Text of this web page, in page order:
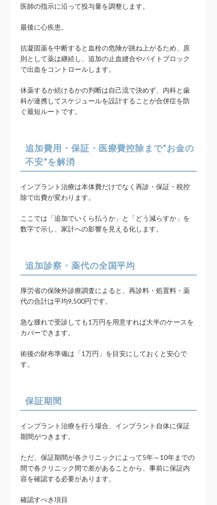
医師の指示に沿って投与量を調整します。
最後に心疾患。
抗凝固薬を中断すると血栓の危険が跳ね上がるため、原
則として薬は継続し、追加の止血縫合やバイトブロック
で出血をコントロールします。
休薬するか続けるかの判断は自己流で決めず、内科と歯
科が連携してスケジュールを設計することが合併症を防
ぐ最短ルートです。
追加費用・保証・医療費控除まで“お金の
不安”を解消
インプラント治療は本体費だけでなく再診・保証・税控
除で出費が変わります。
ここでは「追加でいくら払うか」と「どう減らすか」を
数字で示し、家計への影響を見える化します。
追加診察・薬代の全国平均
厚労省の保険外診療調査によると、再診料・処置料・薬
代の合計は平均9,500円です。
急な腫れで受診しても1万円を用意すれば大半のケースを
カバーできます。
術後の財布準備は「1万円」を目安にしておくと安心で
す。
保証期間
インプラント治療を行う場合、インプラント自体に保証
期間がつきます。
ただ、保証期間が各クリニックによって5年～10年までの
間で各クリニック間で差があることから、事前に保証内
容を確認する必要があります。
確認すべき項目